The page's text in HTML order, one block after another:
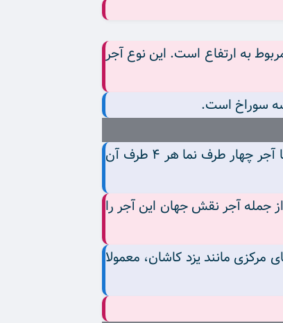
به ارتفاع است. این نوع آجر
آجر لفتون ۳ طرف نما در واقع یک طرف آن صاف و یکدست است و بیشتر برای داخل کار استفاده می شود. اما آجر چهار طرف نما هر ۴ طرف آن
جمله آجر نقش جهان این آجر را
مانند یزد کاشان، معمولا